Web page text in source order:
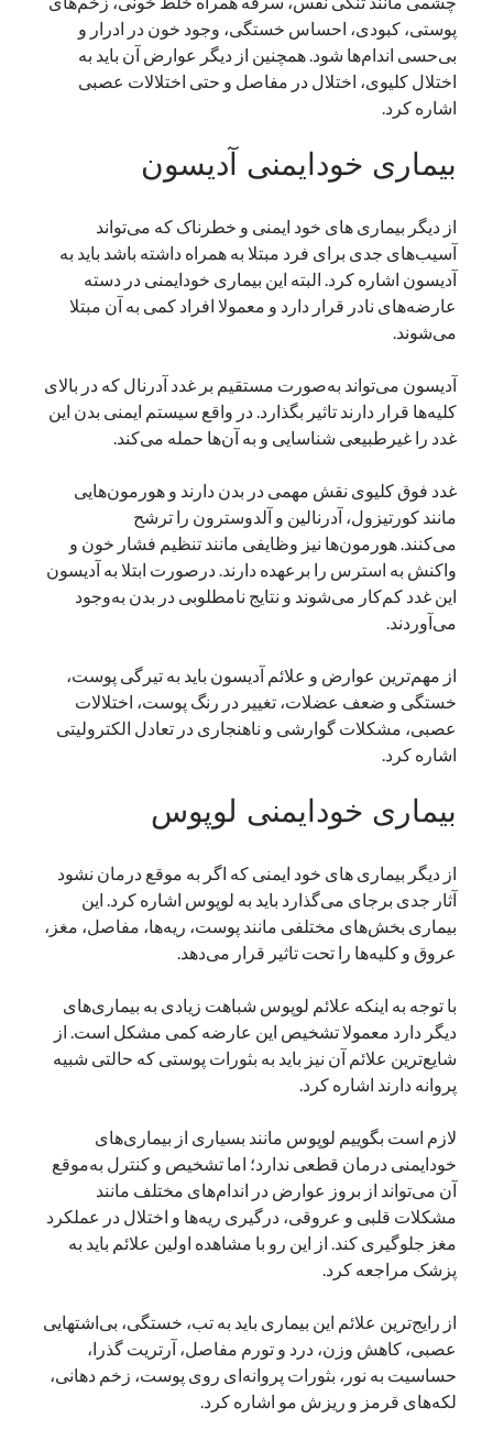
پوستی، کبودی، احساس خستگی، وجود خون در ادرار و
بی‌حسی اندام‌ها شود. همچنین از دیگر عوارض آن باید به
اختلال کلیوی، اختلال در مفاصل و حتی اختلالات عصبی
اشاره کرد.
بیماری خودایمنی آدیسون
از دیگر بیماری های خود ایمنی و خطرناک که می‌تواند
آسیب‌های جدی برای فرد مبتلا به‌ همراه داشته باشد باید به
آدیسون اشاره کرد. البته این بیماری خودایمنی در دسته‌
عارضه‌های نادر قرار دارد و معمولا افراد کمی به آن مبتلا
می‌شوند.
آدیسون می‌تواند به‌صورت مستقیم بر غدد آدرنال که در بالای
کلیه‌ها قرار دارند تاثیر بگذارد. در واقع سیستم ایمنی بدن این
غدد را غیرطبیعی شناسایی و به آن‌ها حمله می‌کند.
غدد فوق کلیوی نقش مهمی در بدن دارند و هورمون‌هایی
مانند کورتیزول، آدرنالین و آلدوسترون را ترشح
می‌کنند. هورمون‌ها نیز وظایفی مانند تنظیم فشار خون و
واکنش به استرس را برعهده دارند. درصورت ابتلا به آدیسون
این غدد کم‌کار می‌شوند و نتایج نامطلوبی در بدن به‌وجود
می‌آوردند.
از مهم‌ترین عوارض و علائم آدیسون باید به تیرگی پوست،
خستگی و ضعف عضلات، تغییر در رنگ پوست، اختلالات
عصبی، مشکلات گوارشی و ناهنجاری در تعادل الکترولیتی
اشاره کرد.
بیماری خودایمنی لوپوس
از دیگر بیماری های خود ایمنی که اگر به‌ موقع درمان نشود
آثار جدی برجای می‌گذارد باید به لوپوس اشاره کرد. این
بیماری بخش‌های مختلفی مانند پوست، ریه‌ها، مفاصل، مغز،
عروق و کلیه‌ها را تحت تاثیر قرار می‌دهد.
با توجه به اینکه علائم لوپوس شباهت زیادی به بیماری‌های
دیگر دارد معمولا تشخیص این عارضه کمی مشکل است. از
شایع‌ترین علائم آن نیز باید به بثورات پوستی که حالتی شبیه
پروانه دارند اشاره کرد.
لازم است بگوییم لوپوس مانند بسیاری از بیماری‌های
خودایمنی درمان قطعی ندارد؛ اما تشخیص و کنترل به‌موقع
آن می‌تواند از بروز عوارض در اندام‌های مختلف مانند
مشکلات قلبی و عروقی، درگیری ریه‌ها و اختلال در عملکرد
مغز جلوگیری کند. از این ‌رو با مشاهده اولین علائم باید به
پزشک مراجعه کرد.
از رایج‌ترین علائم این بیماری باید به تب، خستگی، بی‌اشتهایی
عصبی، کاهش وزن، درد و تورم مفاصل، آرتریت گذرا،
حساسیت به نور، بثورات پروانه‌ای روی پوست، زخم دهانی،
لکه‌های قرمز و ریزش مو اشاره کرد.